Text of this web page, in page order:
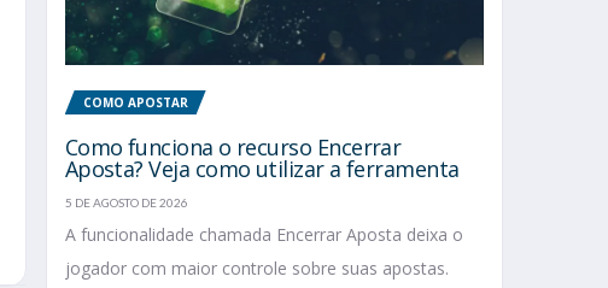
COMO APOSTAR
Como funciona o recurso Encerrar
Aposta? Veja como utilizar a ferramenta
5 DE AGOSTO DE 2026
A funcionalidade chamada Encerrar Aposta deixa o
jogador com maior controle sobre suas apostas.